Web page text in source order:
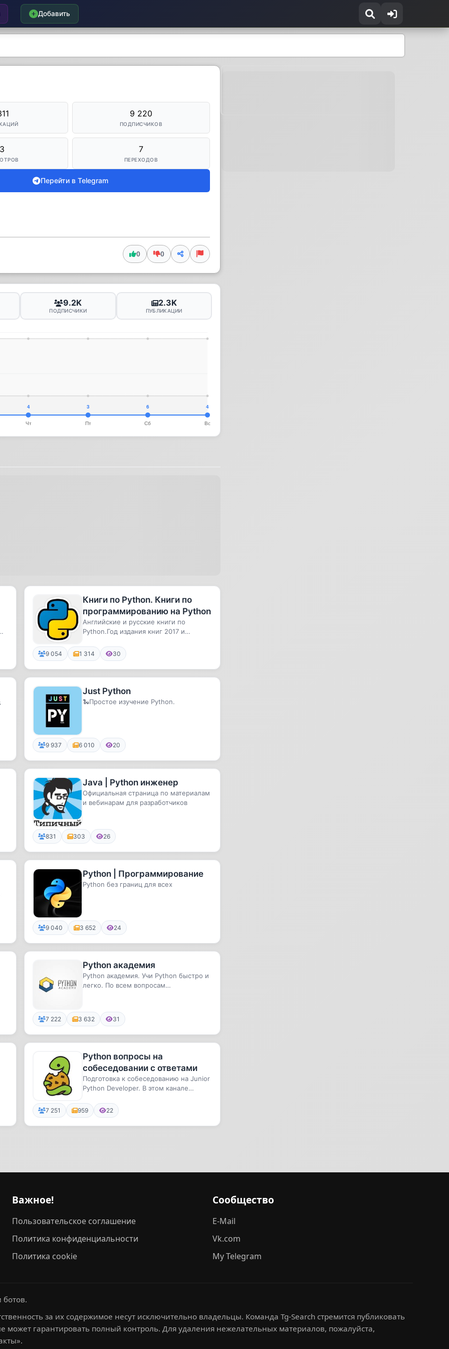
Добавить
9 220
ПОДПИСЧИКОВ
7
ПЕРЕХОДОВ
Перейти в Telegram
0 0
9.2K
ПОДПИСЧИКИ
2.3K
ПУБЛИКАЦИИ
Книги по Python. Книги по
программированию на Python
Английские и русские книги по
Python.Год издания книг 2017 и
умнее
9 054 1 314 30
Just Python
🐍Простое изучение Python.
9 937 6 010 20
Java | Python инженер
Официальная страница по материалам
и вебинарам для разработчиков
831 303 26
Python | Программирование
Python без границ для всех
9 040 3 652 24
Python академия
Python академия. Учи Python быстро и
легко. По всем вопросам
7 222 3 632 31
Python вопросы на
собеседовании с ответами
Подготовка к собеседованию на Junior
Python Developer. В этом канале
7 251 959 22
Важное!
Пользовательское соглашение
Политика конфиденциальности
Политика cookie
Сообщество
E-Mail
Vk.com
My Telegram
ботов.
за их содержимое несут исключительно владельцы. Команда Tg-Search стремится публиковать
может гарантировать полный контроль. Для удаления нежелательных материалов, пожалуйста,